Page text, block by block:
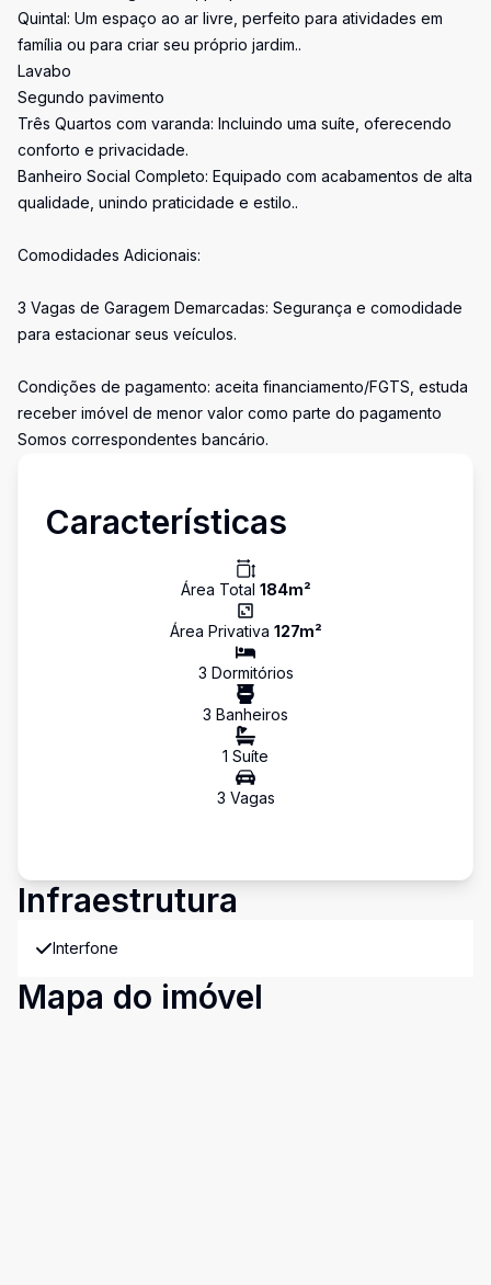
Quintal: Um espaço ao ar livre, perfeito para atividades em
família ou para criar seu próprio jardim..
Lavabo
Segundo pavimento
Três Quartos com varanda: Incluindo uma suíte, oferecendo
conforto e privacidade.
Banheiro Social Completo: Equipado com acabamentos de alta
qualidade, unindo praticidade e estilo..
Comodidades Adicionais:
3 Vagas de Garagem Demarcadas: Segurança e comodidade
para estacionar seus veículos.
Condições de pagamento: aceita financiamento/FGTS, estuda
receber imóvel de menor valor como parte do pagamento
Somos correspondentes bancário.
Características
Área Total 184m²
Área Privativa 127m²
3 Dormitórios
3 Banheiros
1 Suíte
3 Vagas
Infraestrutura
Interfone
Mapa do imóvel